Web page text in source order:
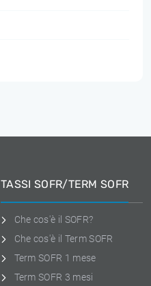
TASSI SOFR/TERM SOFR
Che cos'è il SOFR?
Che cos'è il Term SOFR
Term SOFR 1 mese
Term SOFR 3 mesi